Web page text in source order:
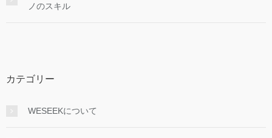
ノのスキル
カテゴリー
WESEEKについて